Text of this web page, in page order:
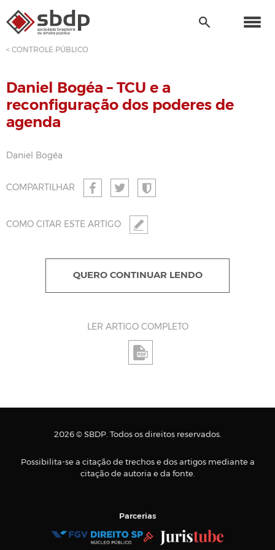
< CONTROLE PÚBLICO
Daniel Bogéa – TCU e a
reconfiguração dos poderes de
agenda
COMPARTILHAR
Daniel Bogéa
QUERO CONTINUAR LENDO
LER ARTIGO COMPLETO
COMO CITAR ESTE ARTIGO
2026 © SBDP. Todos os direitos reservados.
Possibilita-se a citação de trechos e dos artigos mediante a
citação de autoria e da fonte.
Parcerias